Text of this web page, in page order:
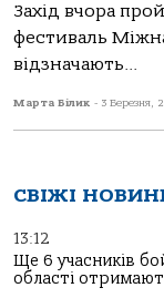
Захід вчора
фестиваль
відзначають...
Марта Білик - 3 Березня,
СВІЖІ
13:12
Ще 6 учасників
області